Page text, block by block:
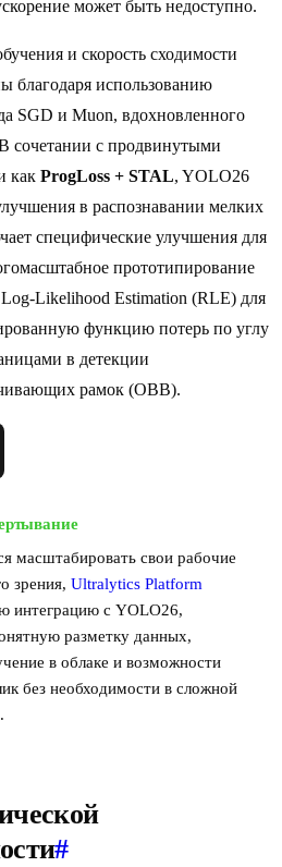
может быть недоступно.
и скорость сходимости
благодаря использованию
SGD и Muon, вдохновленного
сочетании с продвинутыми
как ProgLoss + STAL, YOLO26
в распознавании мелких
специфические улучшения для
прототипирование
Likelihood Estimation (RLE) для
функцию потерь по углу
в детекции
рамок (OBB).
масштабировать свои рабочие
зрения, Ultralytics Platform
интеграцию с YOLO26,
разметку данных,
в облаке и возможности
без необходимости в сложной
#